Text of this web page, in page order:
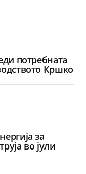
потребната
Кршко
за
во јули